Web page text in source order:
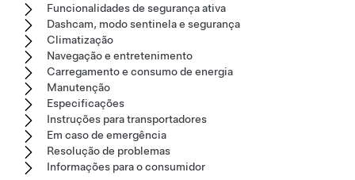
Funcionalidades de segurança ativa
Dashcam, modo sentinela e segurança
Climatização
Navegação e entretenimento
Carregamento e consumo de energia
Manutenção
Especificações
Instruções para transportadores
Em caso de emergência
Resolução de problemas
Informações para o consumidor